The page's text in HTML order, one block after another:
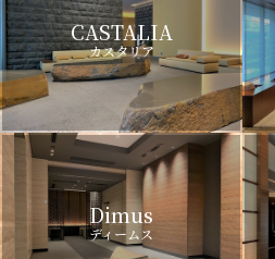
CASTALIA
カスタリア
Dimus
ディームス